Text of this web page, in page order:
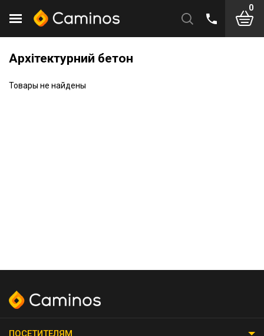
0
Архітектурний бетон
Товары не найдены
ПОСЕТИТЕЛЯМ